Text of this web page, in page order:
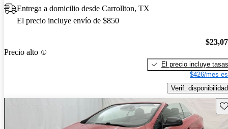
Entrega a domicilio desde Carrollton, TX
El precio incluye envío de $850
Precio alto
El precio incluye tasas
$426/mes
Verif. disponibilidad